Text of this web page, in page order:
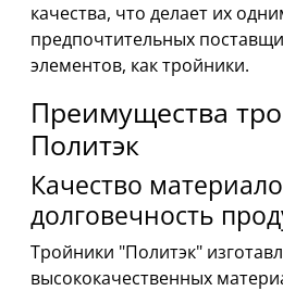
качества, что делает их
предпочтительных
элементов, как тройники.
Преимущества
Политэк
Качество
долговечность
Тройники "Политэк"
высококачественных